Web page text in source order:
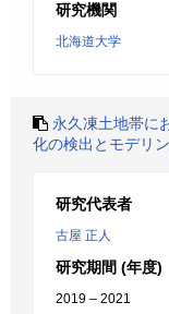
研究機関
北海道大学
永久凍土地帯に
化の検出とモデリ
研究代表者
古屋 正人
研究期間 (年度)
2019 – 2021